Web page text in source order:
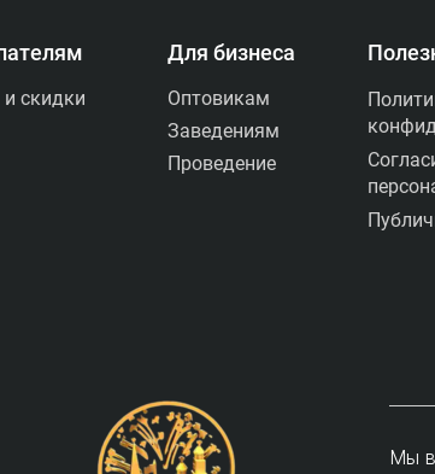
по всей
скидки
Для бизнеса
Оптовикам
Заведениям
Проведение
Мы